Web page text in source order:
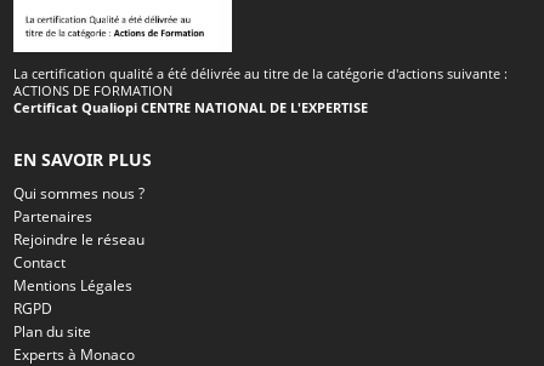
La certification qualité a été délivrée au titre de la catégorie d'actions suivante :
ACTIONS DE FORMATION
Certificat Qualiopi CENTRE NATIONAL DE L'EXPERTISE
EN SAVOIR PLUS
Qui sommes nous ?
Partenaires
Rejoindre le réseau
Contact
Mentions Légales
RGPD
Plan du site
Experts à Monaco